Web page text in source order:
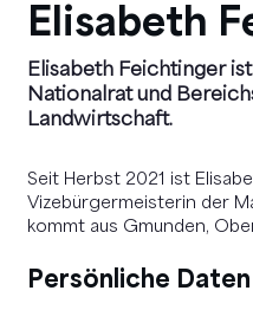
Elisabeth
Elisabeth Feichtinger
Nationalrat und
Landwirtschaft.
Seit Herbst 2021 ist
Vizebürgermeisterin der
kommt aus Gmunden,
Persönliche Daten